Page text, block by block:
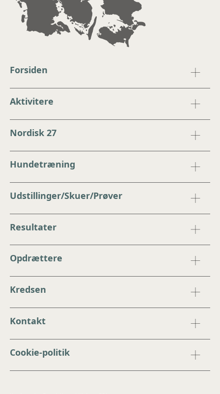
Forsiden
Aktivitere
Nordisk 27
Hundetræning
Udstillinger/Skuer/Prøver
Resultater
Opdrættere
Kredsen
Kontakt
Cookie-politik